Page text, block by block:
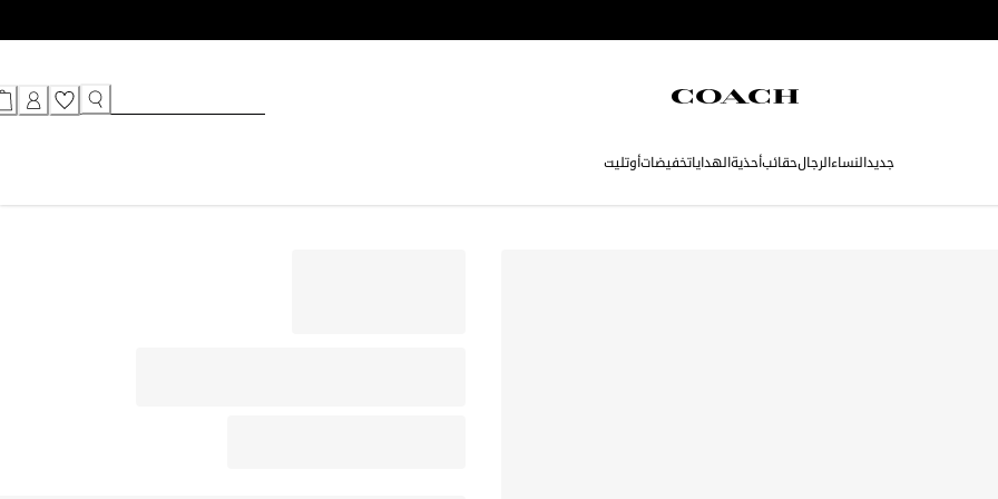
جديدالنساءالرجالحقائبأحذيةالهداياتخفيضاتأوتليت